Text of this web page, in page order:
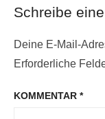
Schreibe
Deine E-Mail-
Erforderliche
KOMMENTAR *